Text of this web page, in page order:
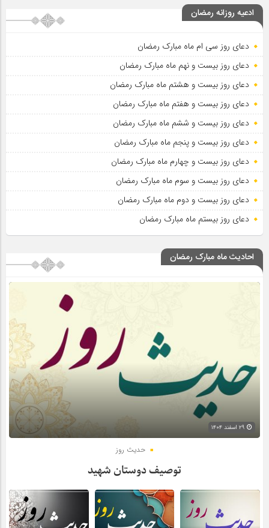
ادعیه روزانه رمضان
دعای روز سی ام ماه مبارک رمضان
دعای روز بیست و نهم ماه مبارک رمضان
دعای روز بیست و هشتم ماه مبارک رمضان
دعای روز بیست و هفتم ماه مبارک رمضان
دعای روز بیست و ششم ماه مبارک رمضان
دعای روز بیست و پنجم ماه مبارک رمضان
دعای روز بیست و چهارم ماه مبارک رمضان
دعای روز بیست و سوم ماه مبارک رمضان
دعای روز بیست و دوم ماه مبارک رمضان
دعای روز بیستم ماه مبارک رمضان
احادیث ماه مبارک رمضان
حدیث روز
توصیف دوستان شهید